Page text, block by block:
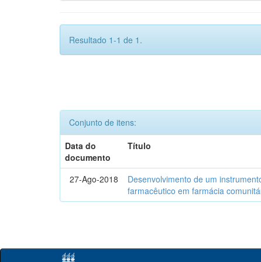
Resultado 1-1 de 1.
Conjunto de itens:
Data do
documento
Título
27-Ago-2018
Desenvolvimento de um
farmacêutico em farmácia